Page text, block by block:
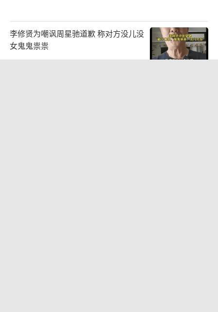
李修贤为嘲讽周星驰道歉 称对方没儿没
女鬼鬼祟祟
2026-08-05 12:01:44